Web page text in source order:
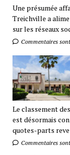
Une présumée
Treichville a
sur les réseaux
Commentaires
Le classement
est désormais
quotes-parts
Commentaires